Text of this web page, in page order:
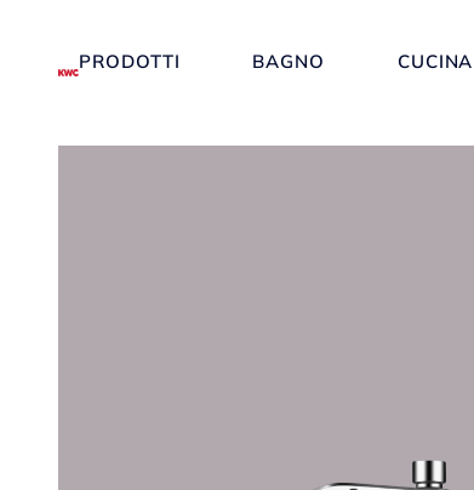
PRODOTTI BAGNO CUCINA